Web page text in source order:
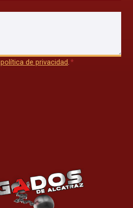
política de privacidad.*